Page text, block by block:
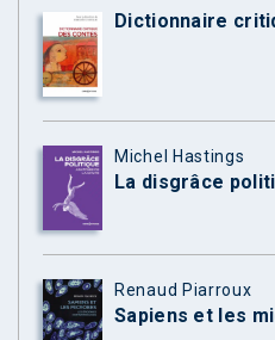
Dictionnaire
Michel Hastings
La disgrâce
Renaud Piarroux
Sapiens et les